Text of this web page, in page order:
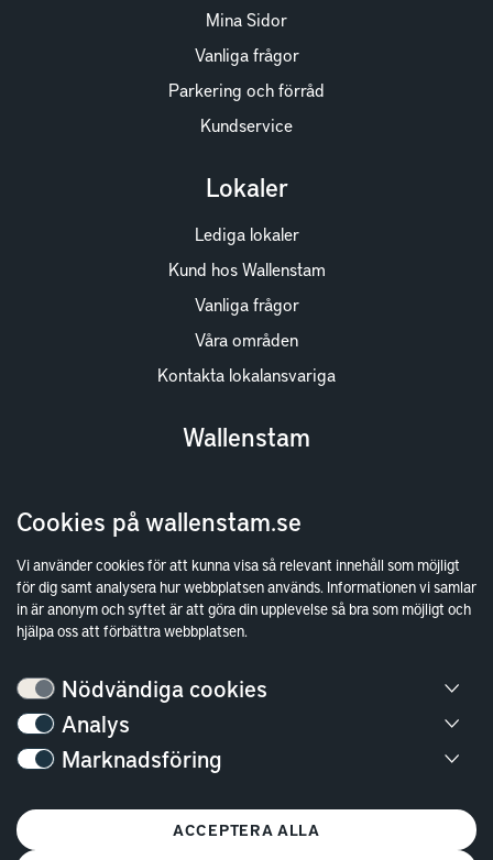
Cookies på wallenstam.se
Vi använder cookies för att kunna visa så relevant innehåll som möjligt
för dig samt analysera hur webbplatsen används. Informationen vi samlar
in är anonym och syftet är att göra din upplevelse så bra som möjligt och
hjälpa oss att förbättra webbplatsen.
Nödvändiga cookies
Analys
Marknadsföring
ACCEPTERA ALLA
Mina Sidor
Vanliga frågor
Parkering och förråd
Kundservice
Lokaler
Lediga lokaler
Kund hos Wallenstam
Vanliga frågor
Våra områden
Kontakta lokalansvariga
Wallenstam
Finansiella rapporter
Sök fakturamottagare
Våra fastigheter
Hållbarhet
Kundservice
Stockholm